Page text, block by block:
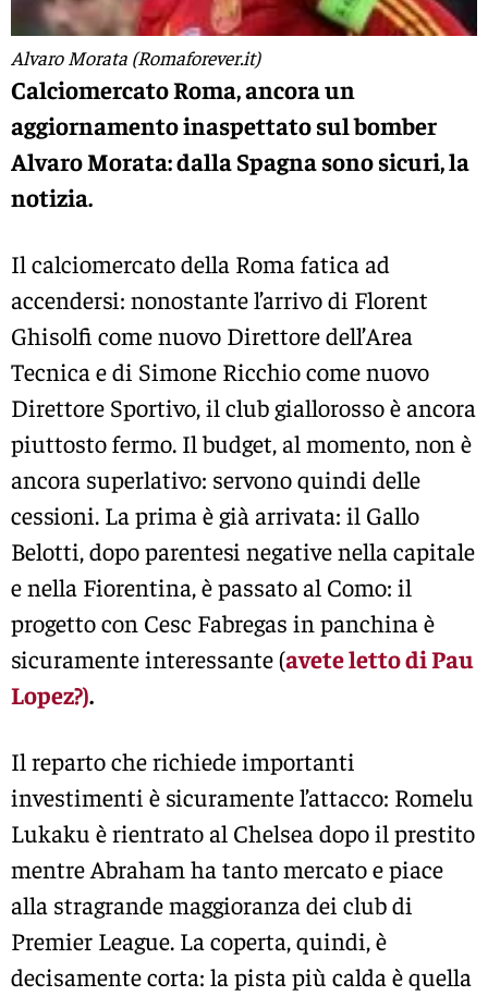
Alvaro Morata (Romaforever.it)
Calciomercato Roma, ancora un
aggiornamento inaspettato sul bomber
Alvaro Morata: dalla Spagna sono sicuri, la
notizia.
Il calciomercato della Roma fatica ad
accendersi: nonostante l’arrivo di Florent
Ghisolfi come nuovo Direttore dell’Area
Tecnica e di Simone Ricchio come nuovo
Direttore Sportivo, il club giallorosso è ancora
piuttosto fermo. Il budget, al momento, non è
ancora superlativo: servono quindi delle
cessioni. La prima è già arrivata: il Gallo
Belotti, dopo parentesi negative nella capitale
e nella Fiorentina, è passato al Como: il
progetto con Cesc Fabregas in panchina è
sicuramente interessante (avete letto di Pau
Lopez?).
Il reparto che richiede importanti
investimenti è sicuramente l’attacco: Romelu
Lukaku è rientrato al Chelsea dopo il prestito
mentre Abraham ha tanto mercato e piace
alla stragrande maggioranza dei club di
Premier League. La coperta, quindi, è
decisamente corta: la pista più calda è quella